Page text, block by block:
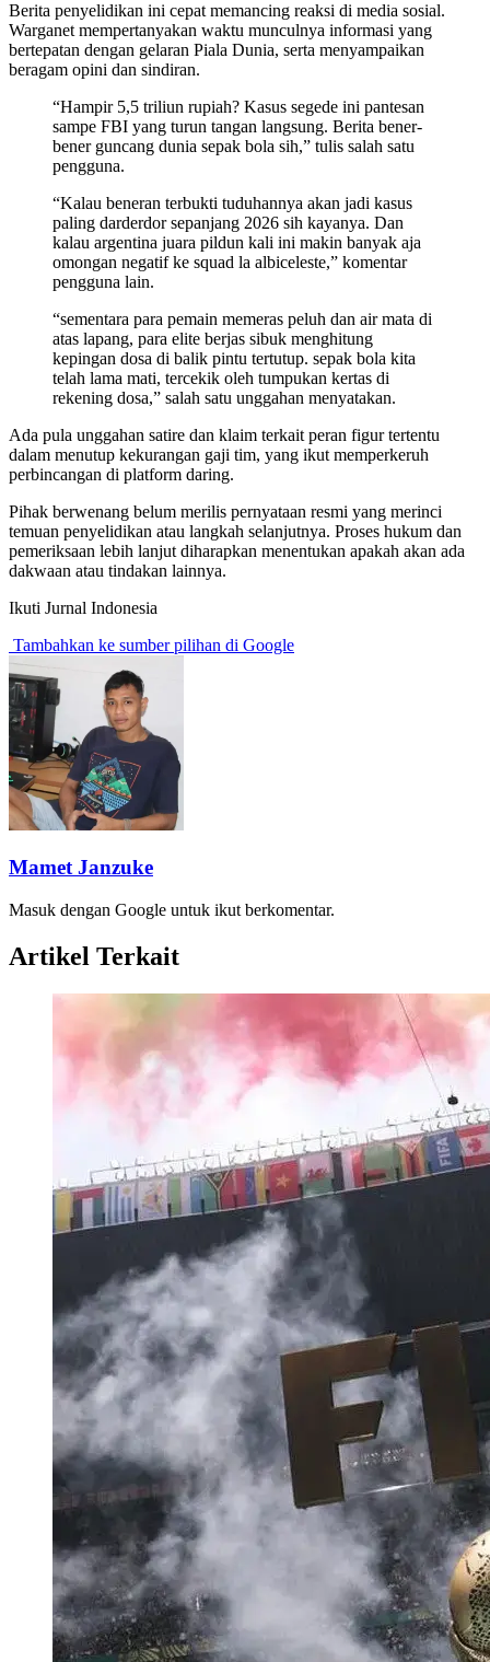
Berita penyelidikan ini cepat memancing reaksi di media sosial.
Warganet mempertanyakan waktu munculnya informasi yang
bertepatan dengan gelaran Piala Dunia, serta menyampaikan
beragam opini dan sindiran.
“Hampir 5,5 triliun rupiah? Kasus segede ini pantesan
sampe FBI yang turun tangan langsung. Berita bener-
bener guncang dunia sepak bola sih,” tulis salah satu
pengguna.
“Kalau beneran terbukti tuduhannya akan jadi kasus
paling darderdor sepanjang 2026 sih kayanya. Dan
kalau argentina juara pildun kali ini makin banyak aja
omongan negatif ke squad la albiceleste,” komentar
pengguna lain.
“sementara para pemain memeras peluh dan air mata di
atas lapang, para elite berjas sibuk menghitung
kepingan dosa di balik pintu tertutup. sepak bola kita
telah lama mati, tercekik oleh tumpukan kertas di
rekening dosa,” salah satu unggahan menyatakan.
Ada pula unggahan satire dan klaim terkait peran figur tertentu
dalam menutup kekurangan gaji tim, yang ikut memperkeruh
perbincangan di platform daring.
Pihak berwenang belum merilis pernyataan resmi yang merinci
temuan penyelidikan atau langkah selanjutnya. Proses hukum dan
pemeriksaan lebih lanjut diharapkan menentukan apakah akan ada
dakwaan atau tindakan lainnya.
Ikuti Jurnal Indonesia
Tambahkan ke sumber pilihan di Google
Mamet Janzuke
Masuk dengan Google untuk ikut berkomentar.
Artikel Terkait